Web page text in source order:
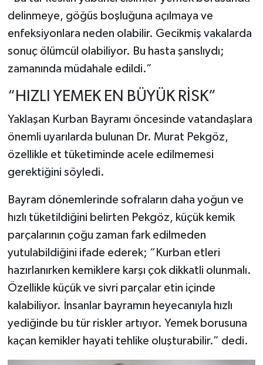
delinmeye, göğüs boşluğuna açılmaya ve
enfeksiyonlara neden olabilir. Gecikmiş vakalarda
sonuç ölümcül olabiliyor. Bu hasta şanslıydı;
zamanında müdahale edildi.”
“HIZLI YEMEK EN BÜYÜK RİSK”
Yaklaşan Kurban Bayramı öncesinde vatandaşlara
önemli uyarılarda bulunan Dr. Murat Pekgöz,
özellikle et tüketiminde acele edilmemesi
gerektiğini söyledi.
Bayram dönemlerinde sofraların daha yoğun ve
hızlı tüketildiğini belirten Pekgöz, küçük kemik
parçalarının çoğu zaman fark edilmeden
yutulabildiğini ifade ederek; “Kurban etleri
hazırlanırken kemiklere karşı çok dikkatli olunmalı.
Özellikle küçük ve sivri parçalar etin içinde
kalabiliyor. İnsanlar bayramın heyecanıyla hızlı
yediğinde bu tür riskler artıyor. Yemek borusuna
kaçan kemikler hayati tehlike oluşturabilir.” dedi.